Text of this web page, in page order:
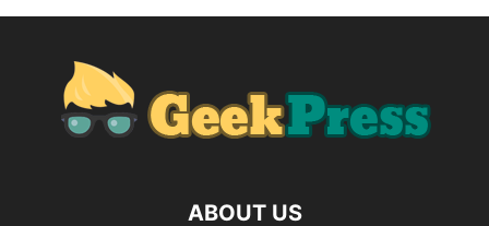
ABOUT US